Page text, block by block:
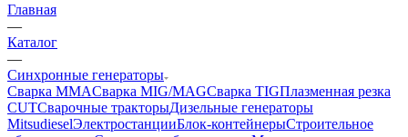
Главная
—
Каталог
—
Синхронные генераторы
Сварка MMAСварка MIG/MAGСварка TIGПлазменная резка
CUTСварочные тракторыДизельные генераторы
MitsudieselЭлектростанцииБлок-контейнерыСтроительное